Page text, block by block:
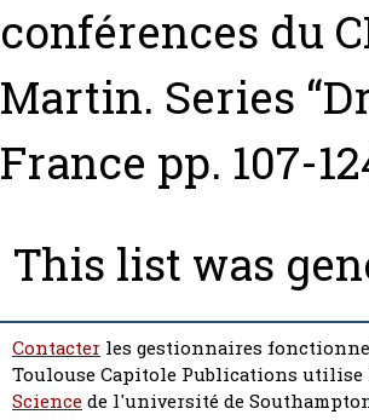
conférences du
Martin. Series
France pp. 107-
This list was
Contacter les gestionnaires
Toulouse Capitole Publications
Sciencede l'université de